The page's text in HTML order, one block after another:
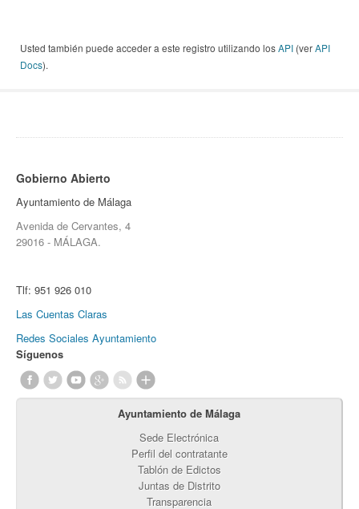
Usted también puede acceder a este registro utilizando losAPI (verAPI
Docs).
Gobierno Abierto
Ayuntamiento de Málaga
Avenida de Cervantes, 4
29016 - MÁLAGA.
Tlf: 951 926 010
Las Cuentas Claras
Redes Sociales Ayuntamiento
Síguenos
Ayuntamiento de Málaga
Sede Electrónica
Perfil del contratante
Tablón de Edictos
Juntas de Distrito
Transparencia